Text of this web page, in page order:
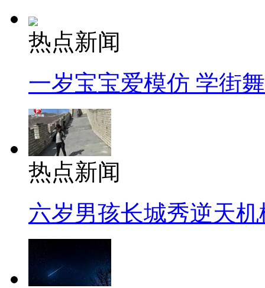
热点新闻
一岁宝宝爱模仿 学街
热点新闻
六岁男孩长城秀逆天机